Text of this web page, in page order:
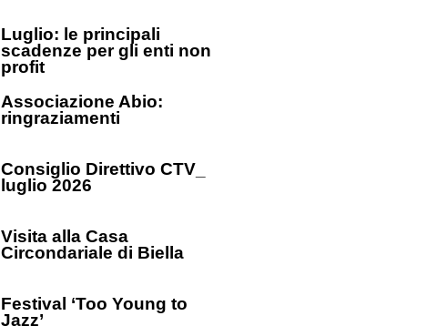
Luglio: le principali
scadenze per gli enti non
profit
Associazione Abio:
ringraziamenti
Consiglio Direttivo CTV_
luglio 2026
Visita alla Casa
Circondariale di Biella
Festival ‘Too Young to
Jazz’